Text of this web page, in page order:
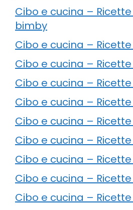
Cibo e cucina –
bimby
Cibo e cucina –
Cibo e cucina –
Cibo e cucina –
Cibo e cucina –
Cibo e cucina –
Cibo e cucina –
Cibo e cucina –
Cibo e cucina –
Cibo e cucina –